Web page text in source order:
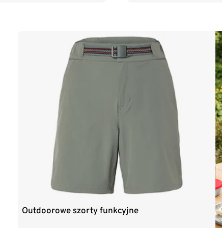
Outdoorowe szorty funkcyjne